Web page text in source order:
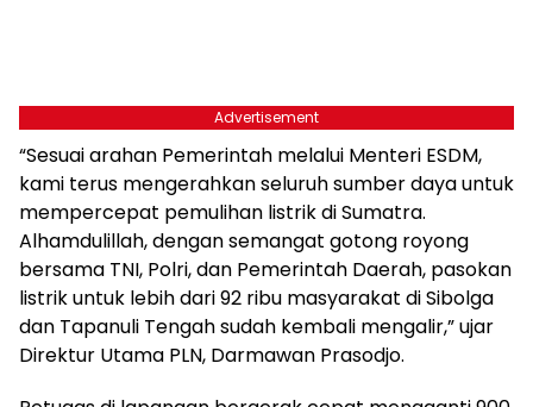
Advertisement
“Sesuai arahan Pemerintah melalui Menteri ESDM,
kami terus mengerahkan seluruh sumber daya untuk
mempercepat pemulihan listrik di Sumatra.
Alhamdulillah, dengan semangat gotong royong
bersama TNI, Polri, dan Pemerintah Daerah, pasokan
listrik untuk lebih dari 92 ribu masyarakat di Sibolga
dan Tapanuli Tengah sudah kembali mengalir,” ujar
Direktur Utama PLN, Darmawan Prasodjo.